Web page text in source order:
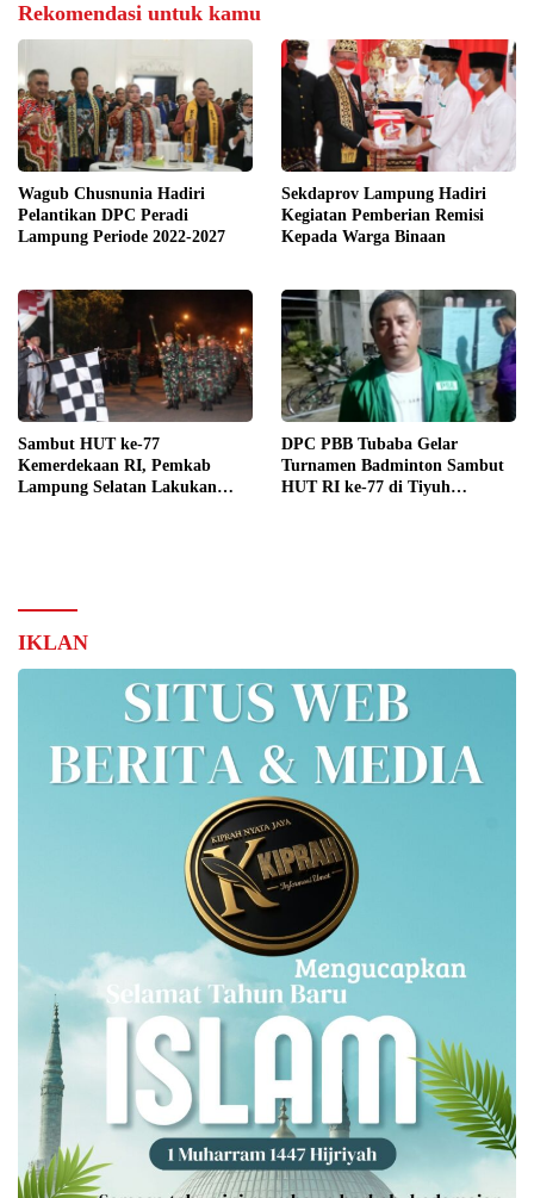
Rekomendasi untuk kamu
Wagub Chusnunia Hadiri
Pelantikan DPC Peradi
Lampung Periode 2022-2027
Sekdaprov Lampung Hadiri
Kegiatan Pemberian Remisi
Kepada Warga Binaan
Sambut HUT ke-77
Kemerdekaan RI, Pemkab
Lampung Selatan Lakukan
DPC PBB Tubaba Gelar
Turnamen Badminton Sambut
HUT RI ke-77 di Tiyuh
IKLAN